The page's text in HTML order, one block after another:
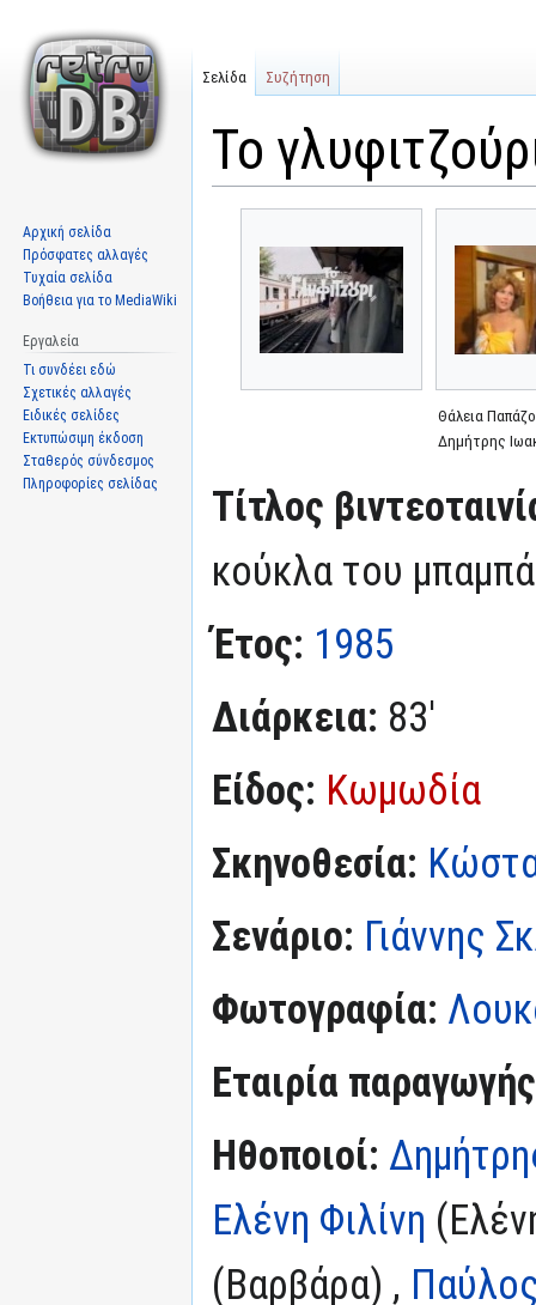
Το
πλοήγηση
αναζήτηση
Θάλεια
Δημήτρης
Τίτλος
κούκλα του
Έτος: 1985
Διάρκεια: 83'
Είδος: Κωμωδία
Σκηνοθεσία:
Σενάριο: Γιάννης
Φωτογραφία:
Εταιρία
Ηθοποιοί:
Ελένη Φιλίνη
(Βαρβάρα) ,
Σελίδα Συζήτηση
Αρχική σελίδα
Πρόσφατες αλλαγές
Τυχαία σελίδα
Βοήθεια για το MediaWiki
Εργαλεία
Τι συνδέει εδώ
Σχετικές αλλαγές
Ειδικές σελίδες
Εκτυπώσιμη έκδοση
Σταθερός σύνδεσμος
Πληροφορίες σελίδας